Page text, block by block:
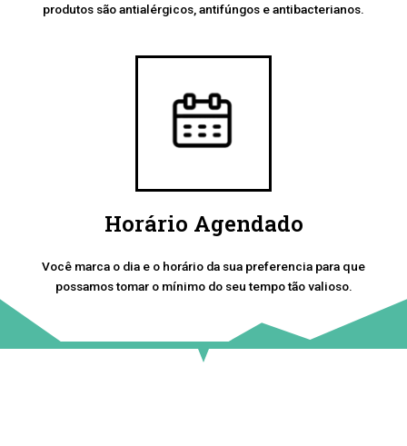
produtos são antialérgicos, antifúngos e antibacterianos.
Horário Agendado
Você marca o dia e o horário da sua preferencia para que
possamos tomar o mínimo do seu tempo tão valioso.